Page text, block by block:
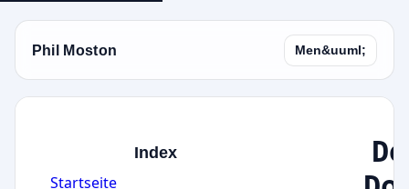
Phil Moston Men&uuml;
Index
Startseite